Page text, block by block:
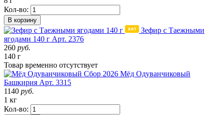
Кол-во:
В корзину
Зефир с Таежными
ягодами 140 г Арт. 2376
260 руб.
140 г
Товар временно отсутствует
Сбор 2026 Мёд Одуванчиковый
Башкирия Арт. 3315
1140 руб.
1 кг
Кол-во: